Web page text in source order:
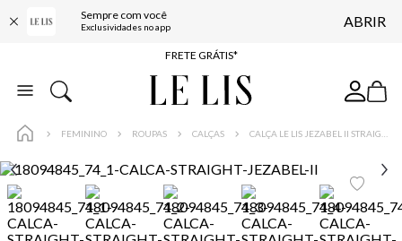
Sempre com você
Exclusividades no app ABRIR
ENTREGA EXPRESSA*
FRETE GRÁTIS*
BAIXE O APP
FEMININO ROUPAS CALÇAS